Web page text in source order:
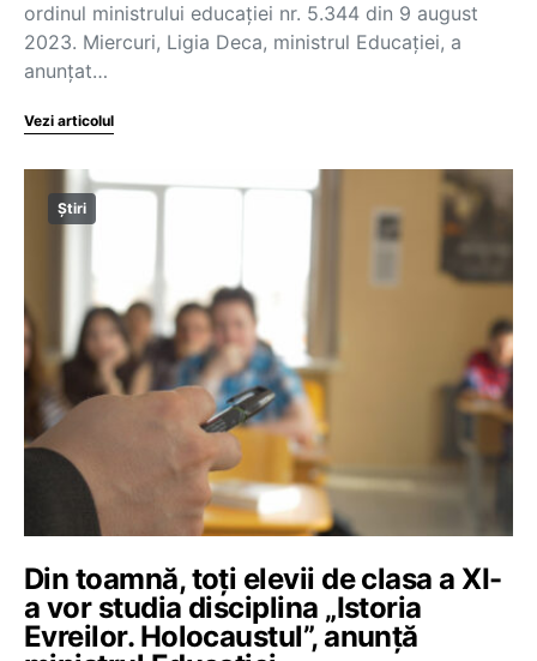
ordinul ministrului educației nr. 5.344 din 9 august
2023. Miercuri, Ligia Deca, ministrul Educației, a
anunțat…
Vezi articolul
Știri
Din toamnă, toți elevii de clasa a XI-
a vor studia disciplina „Istoria
Evreilor. Holocaustul”, anunță